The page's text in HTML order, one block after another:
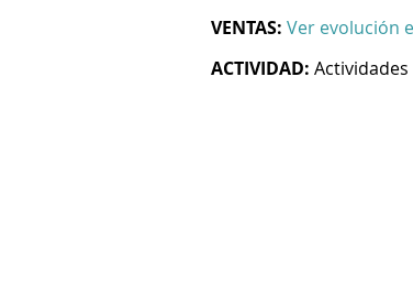
VENTAS: Ver evolución
ACTIVIDAD: